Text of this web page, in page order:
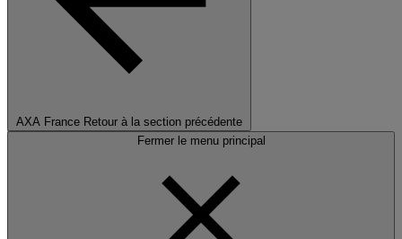
AXA France Retour à la section précédente
Fermer le menu principal